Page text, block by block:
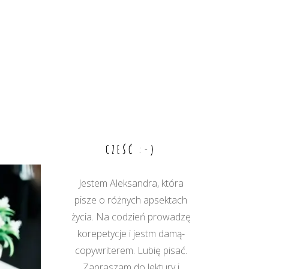
CZEŚĆ :-)
Jestem Aleksandra, która
pisze o różnych apsektach
życia. Na codzień prowadzę
korepetycje i jestm damą-
copywriterem. Lubię pisać.